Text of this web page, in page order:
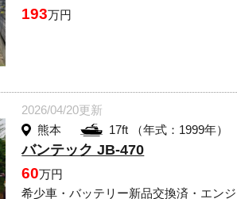
193万円
2026/04/20更新
熊本
17ft （年式：1999年）
バンテック JB-470
60万円
希少車・バッテリー新品交換済・エン